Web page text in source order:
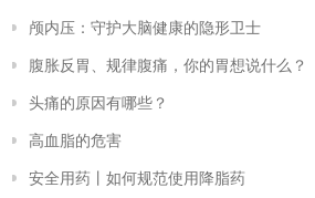
颅内压：守护大脑健康的隐形卫士
腹胀反胃、规律腹痛，你的胃想说什么？
头痛的原因有哪些？
高血脂的危害
安全用药丨如何规范使用降脂药